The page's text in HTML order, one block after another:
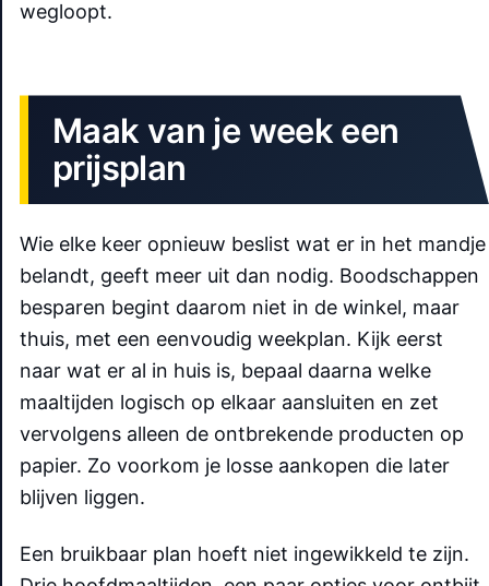
wegloopt.
Maak van je week een
prijsplan
Wie elke keer opnieuw beslist wat er in het mandje
belandt, geeft meer uit dan nodig. Boodschappen
besparen begint daarom niet in de winkel, maar
thuis, met een eenvoudig weekplan. Kijk eerst
naar wat er al in huis is, bepaal daarna welke
maaltijden logisch op elkaar aansluiten en zet
vervolgens alleen de ontbrekende producten op
papier. Zo voorkom je losse aankopen die later
blijven liggen.
Een bruikbaar plan hoeft niet ingewikkeld te zijn.